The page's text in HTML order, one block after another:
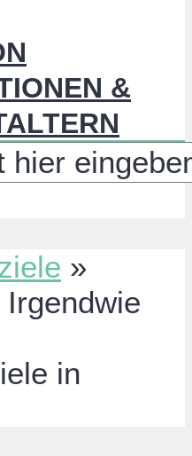
&
»
Irgendwie
in